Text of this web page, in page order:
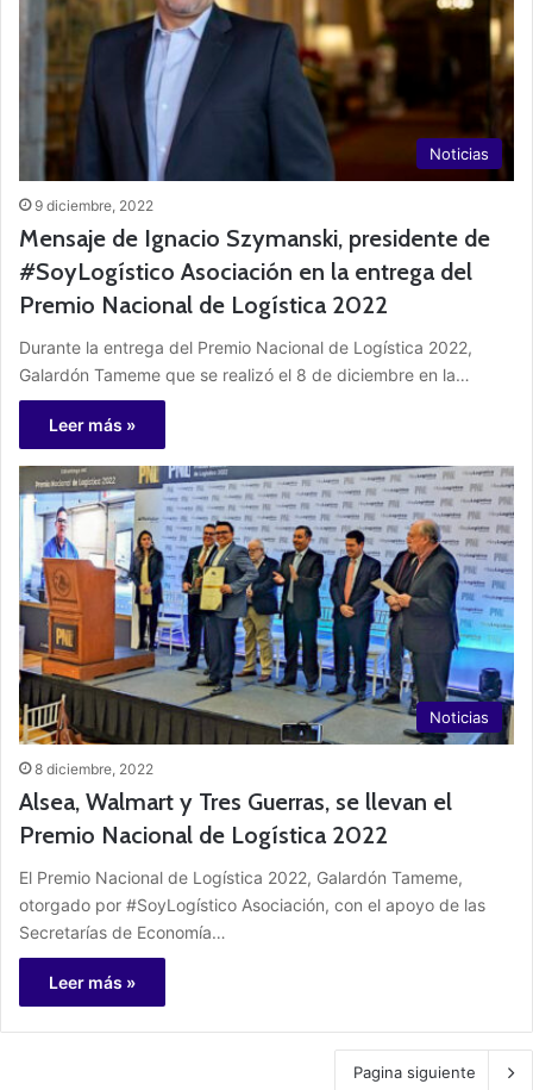
Noticias
9 diciembre, 2022
Mensaje de Ignacio Szymanski, presidente de
#SoyLogístico Asociación en la entrega del
Premio Nacional de Logística 2022
Durante la entrega del Premio Nacional de Logística 2022,
Galardón Tameme que se realizó el 8 de diciembre en la…
Leer más »
Noticias
8 diciembre, 2022
Alsea, Walmart y Tres Guerras, se llevan el
Premio Nacional de Logística 2022
El Premio Nacional de Logística 2022, Galardón Tameme,
otorgado por #SoyLogístico Asociación, con el apoyo de las
Secretarías de Economía…
Leer más »
Pagina siguiente